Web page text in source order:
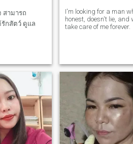
สามารถ
กสัตว์ ดูแล
I'm looking for a man
honest, doesn't lie, and
take care of me forever.